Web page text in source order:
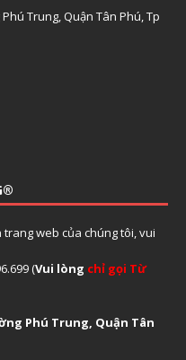
Trung, Quận Tân Phú, Tp
web của chúng tôi, vui
(Vui lòng chỉ gọi Từ
Phú Trung, Quận Tân